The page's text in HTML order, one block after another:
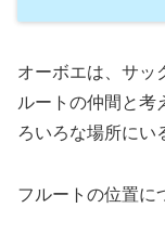
オーボエは、サッ
ルートの仲間と考
ろいろな場所にい
フルートの位置に